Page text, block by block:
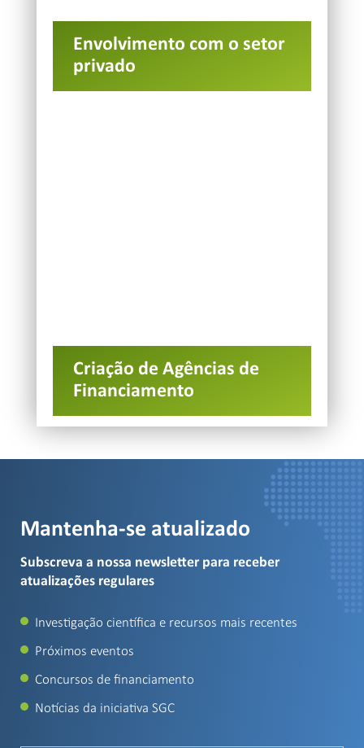
Envolvimento com o setor
privado
Criação de Agências de
Financiamento
Mantenha-se atualizado
Subscreva a nossa newsletter para receber
atualizações regulares
Investigação científica e recursos mais recentes
Próximos eventos
Concursos de financiamento
Notícias da iniciativa SGC